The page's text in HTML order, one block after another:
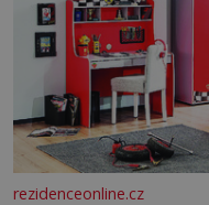
rezidenceonline.cz